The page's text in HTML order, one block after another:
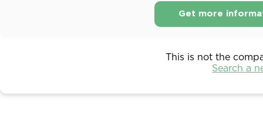
Get more
This is not the
Search a